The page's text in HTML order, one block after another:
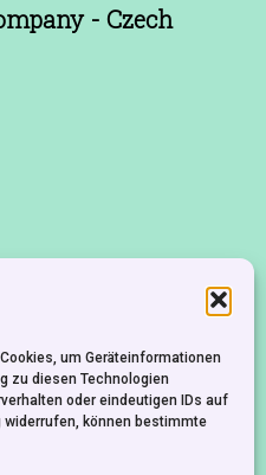
um Geräteinformationen
zu diesen Technologien
oder eindeutigen IDs auf
können bestimmte
- Czech